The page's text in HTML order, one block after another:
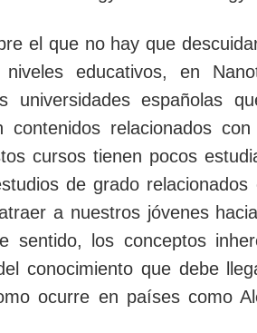
es una
lo que puede ser un buen
Esta ha sido una de
este artículo junto con otros
y Elena Casero de
petición de la Fundación
una Unidad Didáctica
en todos los institutos
se puede desde la web